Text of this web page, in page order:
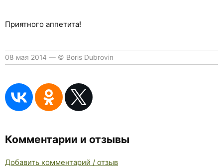
Приятного аппетита!
08 мая 2014 — © Boris Dubrovin
Комментарии и отзывы
Добавить комментарий / отзыв